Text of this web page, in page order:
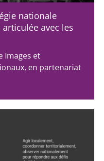
nationale
avec les
Images et
en partenariat